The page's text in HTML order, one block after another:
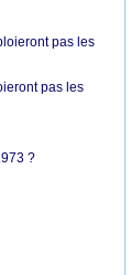
pas les
pas les
?